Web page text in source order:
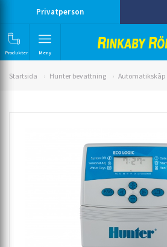
Privatperson
Produkter Meny
Startsida Hunter bevattning Automatikskåp